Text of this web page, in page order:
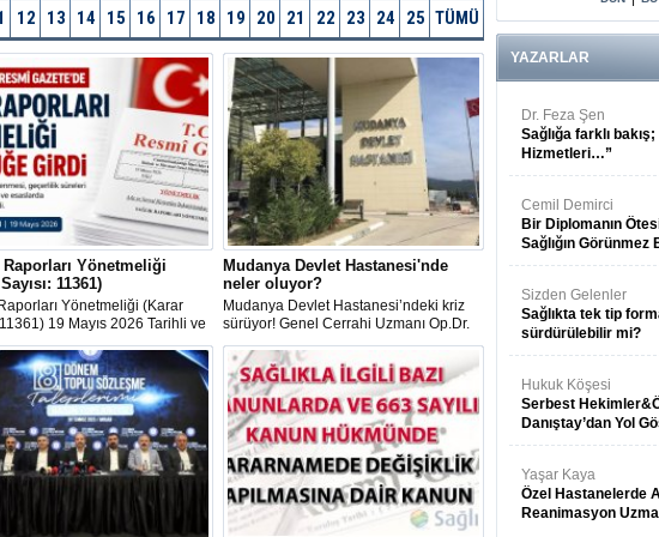
12 13 14 15 16 17 18 19 20 21 22 23 24 25 TÜMÜ
Raporları Yönetmeliği
11361)
Yönetmeliği (Karar
11361) 19 Mayıs 2026 Tarihli ve
Resmî Gazete'de
Mudanya Devlet Hastanesi'nde
neler oluyor?
Mudanya Devlet Hastanesi’ndeki kriz
sürüyor! Genel Cerrahi Uzmanı Op.Dr.
Rafet Sağlık’ın sürgüne gönderilmesinin
ardından bir hemşirenin de görev yeri
değiştirildi.
YAZARLAR
Dr. Feza Şen
Sağlığa farklı
Hizmetleri…”
Cemil Demirci
Bir Diplomanın
Sağlığın Görünmez
Sizden Gelenler
Sağlıkta tek tip
sürdürülebilir mi?
Hukuk Köşesi
Serbest
Danıştay’dan Yol
Yaşar Kaya
Özel Hastanelerde
Reanimasyon